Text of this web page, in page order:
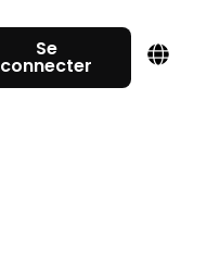
Se
connecter